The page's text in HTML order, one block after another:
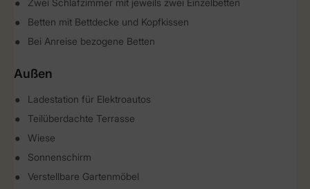
Zwei Schlafzimmer mit jeweils zwei Einzelbetten
Betten mit Bettdecke und Kopfkissen
Bei Anreise bezogene Betten
Außen
Ladestation für Elektroautos
Teilüberdachte Terrasse
Wiese
Sonnenschirm
Verstellbare Gartenmöbel